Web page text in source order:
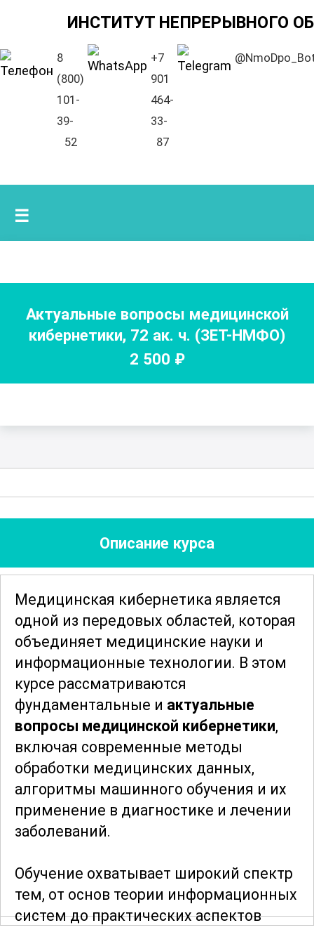
ИНСТИТУТ НЕПРЕРЫВНОГО
8
(800)
101-
39-
52
+7
901
464-
33-
87
☰
Актуальные вопросы медицинской
кибернетики, 72 ак. ч. (ЗЕТ-НМФО)
2 500 ₽
Описание курса
Медицинская кибернетика является
одной из передовых областей, которая
объединяет медицинские науки и
информационные технологии. В этом
курсе рассматриваются
фундаментальные и актуальные
вопросы медицинской кибернетики,
включая современные методы
обработки медицинских данных,
алгоритмы машинного обучения и их
применение в диагностике и лечении
заболеваний.
Обучение охватывает широкий спектр
тем, от основ теории информационных
систем до практических аспектов